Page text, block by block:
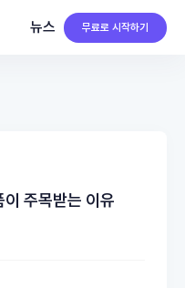
뉴스 무료로 시작하기
주목받는 이유